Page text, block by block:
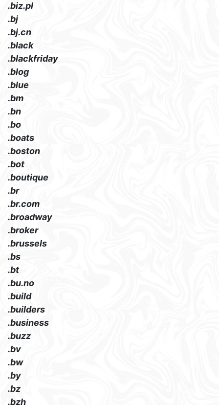
.biz.pl
.bj
.bj.cn
.black
.blackfriday
.blog
.blue
.bm
.bn
.bo
.boats
.boston
.bot
.boutique
.br
.br.com
.broadway
.broker
.brussels
.bs
.bt
.bu.no
.build
.builders
.business
.buzz
.bv
.bw
.by
.bz
.bzh